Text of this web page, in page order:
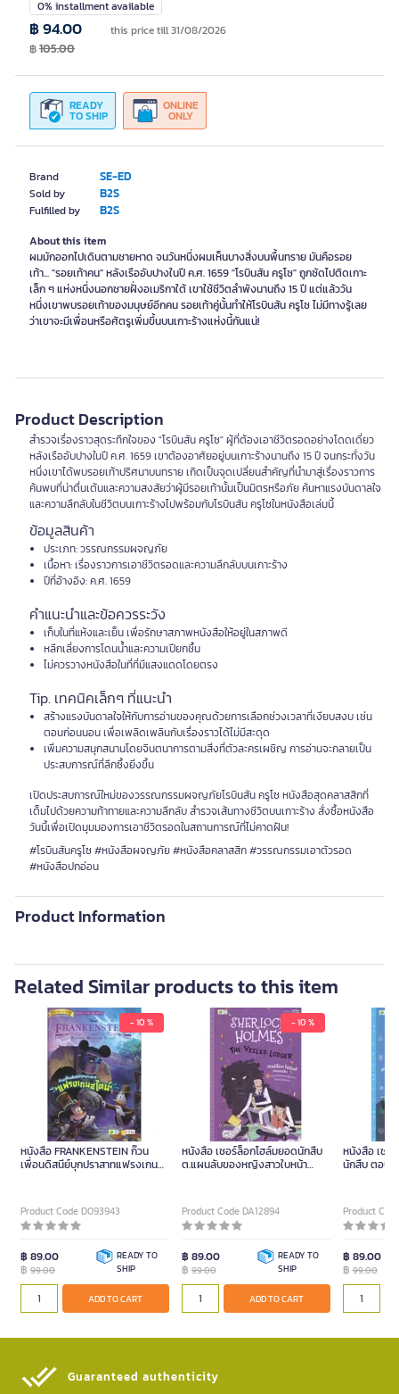
Brand SE-ED
Sold by B2S
Fulfilled by B2S
0% installment available
READY
TO SHIP
ONLINE
ONLY
฿ 94.00 this price till 31/08/2026
฿105.00
About this item
ผมมักออกไปเดินตามชายหาด จนวันหนึ่งผมเห็นบางสิ่งบนพื้นทราย มันคือรอย
เท้า... "รอยเท้าคน" หลังเรืออับปางในปี ค.ศ. 1659 "โรบินสัน ครูโซ" ถูกซัดไปติดเกาะ
เล็ก ๆ แห่งหนึ่งนอกชายฝั่งอเมริกาใต้ เขาใช้ชีวิตลำพังนานถึง 15 ปี แต่แล้ววัน
หนึ่งเขาพบรอยเท้าของมนุษย์อีกคน รอยเท้าคู่นั้นทำให้โรบินสัน ครูโซ ไม่มีทางรู้เลย
ว่าเขาจะมีเพื่อนหรือศัตรูเพิ่มขึ้นบนเกาะร้างแห่งนี้กันแน่!
Product Description
สำรวจเรื่องราวสุดระทึกใจของ "โรบินสัน ครูโซ" ผู้ที่ต้องเอาชีวิตรอดอย่างโดดเดี่ยว
หลังเรืออับปางในปี ค.ศ. 1659 เขาต้องอาศัยอยู่บนเกาะร้างนานถึง 15 ปี จนกระทั่งวัน
หนึ่งเขาได้พบรอยเท้าปริศนาบนทราย เกิดเป็นจุดเปลี่ยนสำคัญที่นำมาสู่เรื่องราวการ
ค้นพบที่น่าตื่นเต้นและความสงสัยว่าผู้มีรอยเท้านั้นเป็นมิตรหรือภัย ค้นหาแรงบันดาลใจ
และความลึกลับในชีวิตบนเกาะร้างไปพร้อมกับโรบินสัน ครูโซในหนังสือเล่มนี้
ข้อมูลสินค้า
ประเภท: วรรณกรรมผจญภัย
เนื้อหา: เรื่องราวการเอาชีวิตรอดและความลึกลับบนเกาะร้าง
ปีที่อ้างอิง: ค.ศ. 1659
คำแนะนำและข้อควรระวัง
เก็บในที่แห้งและเย็น เพื่อรักษาสภาพหนังสือให้อยู่ในสภาพดี
หลีกเลี่ยงการโดนน้ำและความเปียกชื้น
ไม่ควรวางหนังสือในที่ที่มีแสงแดดโดยตรง
Tip. เทคนิคเล็กๆ ที่แนะนำ
สร้างแรงบันดาลใจให้กับการอ่านของคุณด้วยการเลือกช่วงเวลาที่เงียบสงบ เช่น
ตอนก่อนนอน เพื่อเพลิดเพลินกับเรื่องราวได้ไม่มีสะดุด
เพิ่มความสนุกสนานโดยจินตนาการตามสิ่งที่ตัวละครเผชิญ การอ่านจะกลายเป็น
ประสบการณ์ที่ลึกซึ้งยิ่งขึ้น
เปิดประสบการณ์ใหม่ของวรรณกรรมผจญภัยโรบินสัน ครูโซ หนังสือสุดคลาสสิกที่
เต็มไปด้วยความท้าทายและความลึกลับ สำรวจเส้นทางชีวิตบนเกาะร้าง สั่งซื้อหนังสือ
วันนี้เพื่อเปิดมุมมองการเอาชีวิตรอดในสถานการณ์ที่ไม่คาดฝัน!
#โรบินสันครูโซ #หนังสือผจญภัย #หนังสือคลาสสิก #วรรณกรรมเอาตัวรอด
#หนังสือปกอ่อน
Product Information
Related Similar products to this item
- 10 %
หนังสือ FRANKENSTEIN ก๊วน
เพื่อนดิสนีย์บุกปราสาทแฟรงเกนส
Product Code D093943
฿ 89.00
฿ 99.00
READY TO
SHIP
ADD TO CART
- 10 %
หนังสือ เชอร์ล็อกโฮล์มยอดนักสืบ
ต.แผนลับของหญิงสาวใบหน้า
Product Code DA12894
฿ 89.00
฿ 99.00
READY TO
SHIP
ADD TO CART
หนังสือ เชอ
นักสืบ ตอน
Product
฿ 89.00
฿99.00
Guaranteed authenticity​